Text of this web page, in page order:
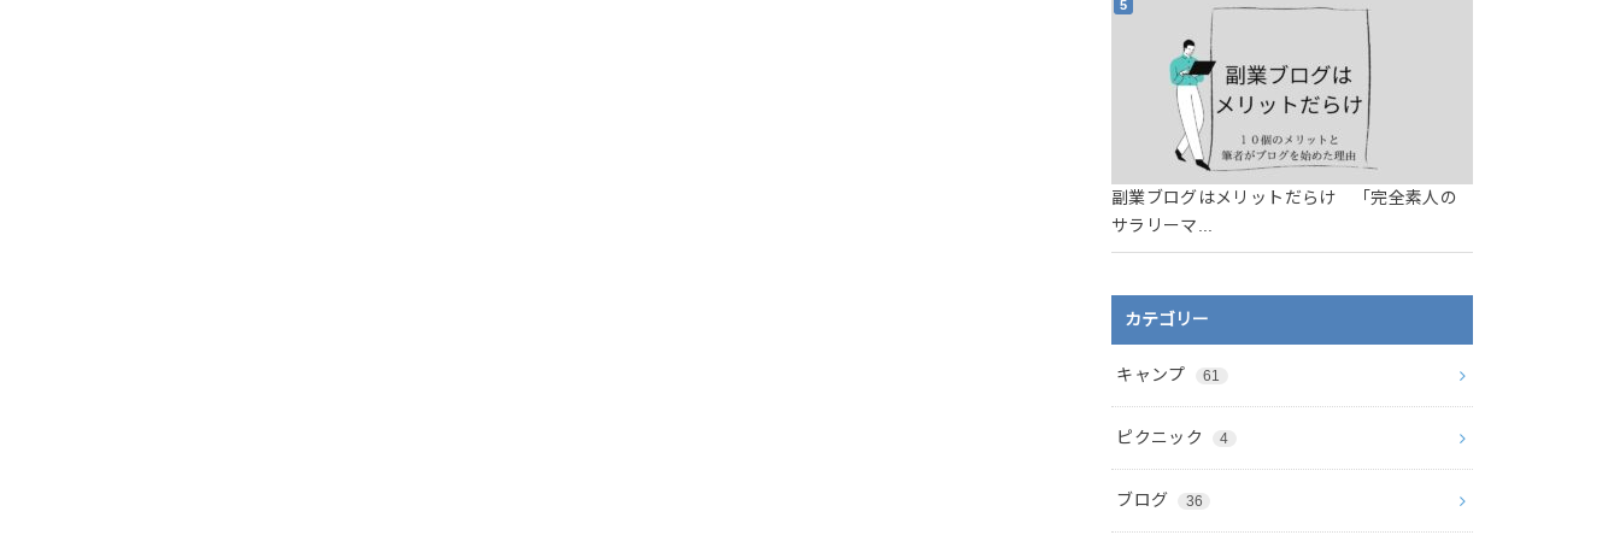
副業ブログはメリットだらけ 「完全素人の
サラリーマ...
カテゴリー
キャンプ 61
ピクニック 4
ブログ 36